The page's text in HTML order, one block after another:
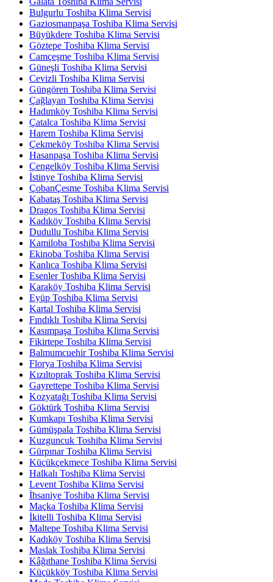
Bulgurlu Toshiba Klima Servisi
Gaziosmanpaşa Toshiba Klima Servisi
Büyükdere Toshiba Klima Servisi
Göztepe Toshiba Klima Servisi
Camçeşme Toshiba Klima Servisi
Güneşli Toshiba Klima Servisi
Cevizli Toshiba Klima Servisi
Güngören Toshiba Klima Servisi
Çağlayan Toshiba Klima Servisi
Hadımköy Toshiba Klima Servisi
Çatalca Toshiba Klima Servisi
Harem Toshiba Klima Servisi
Çekmeköy Toshiba Klima Servisi
Hasanpaşa Toshiba Klima Servisi
Çengelköy Toshiba Klima Servisi
İstinye Toshiba Klima Servisi
ÇobanÇesme Toshiba Klima Servisi
Kabataş Toshiba Klima Servisi
Dragos Toshiba Klima Servisi
Kadıköy Toshiba Klima Servisi
Dudullu Toshiba Klima Servisi
Kamiloba Toshiba Klima Servisi
Ekinoba Toshiba Klima Servisi
Kanlıca Toshiba Klima Servisi
Esenler Toshiba Klima Servisi
Karaköy Toshiba Klima Servisi
Eyüp Toshiba Klima Servisi
Kartal Toshiba Klima Servisi
Fındıklı Toshiba Klima Servisi
Kasımpaşa Toshiba Klima Servisi
Fikirtepe Toshiba Klima Servisi
Balmumcuehir Toshiba Klima Servisi
Florya Toshiba Klima Servisi
Kızıltoprak Toshiba Klima Servisi
Gayrettepe Toshiba Klima Servisi
Kozyatağı Toshiba Klima Servisi
Göktürk Toshiba Klima Servisi
Kumkapı Toshiba Klima Servisi
Gümüşpala Toshiba Klima Servisi
Kuzguncuk Toshiba Klima Servisi
Gürpınar Toshiba Klima Servisi
Küçükçekmece Toshiba Klima Servisi
Halkalı Toshiba Klima Servisi
Levent Toshiba Klima Servisi
İhsaniye Toshiba Klima Servisi
Maçka Toshiba Klima Servisi
İkitelli Toshiba Klima Servisi
Maltepe Toshiba Klima Servisi
Kadıköy Toshiba Klima Servisi
Maslak Toshiba Klima Servisi
Kâğıthane Toshiba Klima Servisi
Küçükköy Toshiba Klima Servisi